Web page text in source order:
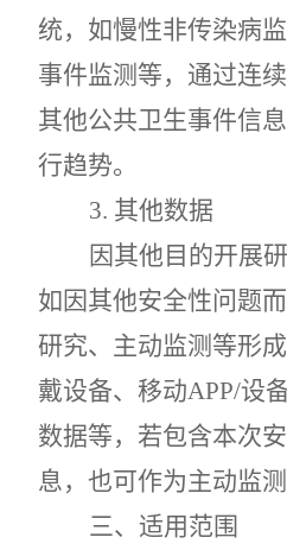
统，如慢性非传染病
事件监测等，通过连
其他公共卫生事件信
行趋势。
3. 其他数据
因其他目的开展
如因其他安全性问题
研究、主动监测等形
戴设备、移动APP/设
数据等，若包含本次
息，也可作为主动监测
三、适用范围